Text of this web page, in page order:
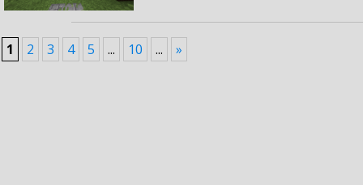
1 2 3 4 5 ... 10 ... »